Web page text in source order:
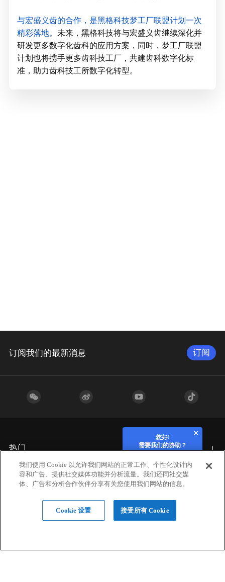
与宏盛义齿的合作，是黑格科技梦工厂联盟计划一次
精彩落地。 未来，黑格科技将与宏盛义齿继续深化并
研发更多数字化齿科的应用方案，同时，梦工厂联盟
计划也将携手更多齿科技工厂，共建齿科数字化标
准，助力齿科技工所数字化转型。
订阅我们的最新消息 订阅
热门
行业应用
您好!
需要我们的协助？
我们使用 Cookie 以允许我们网站的正常工作、个性化设计内
容和广告、提供社交媒体功能并分析流量。我们还同社交媒
体、广告和分析合作伙伴分享有关您使用我们网站的信息。
Cookie 设置 接受所有 Cookie